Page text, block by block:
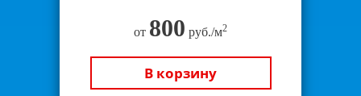
от 800 руб./м2
В корзину